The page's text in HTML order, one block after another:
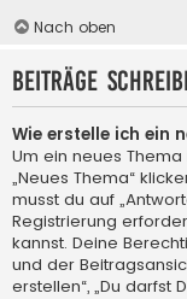
Nach oben
Beiträge
Wie erstelle ich ein
Um ein neues
„Neues Thema“
musst du auf
Registrierung
kannst. Deine
und der
erstellen“, „Du darfst